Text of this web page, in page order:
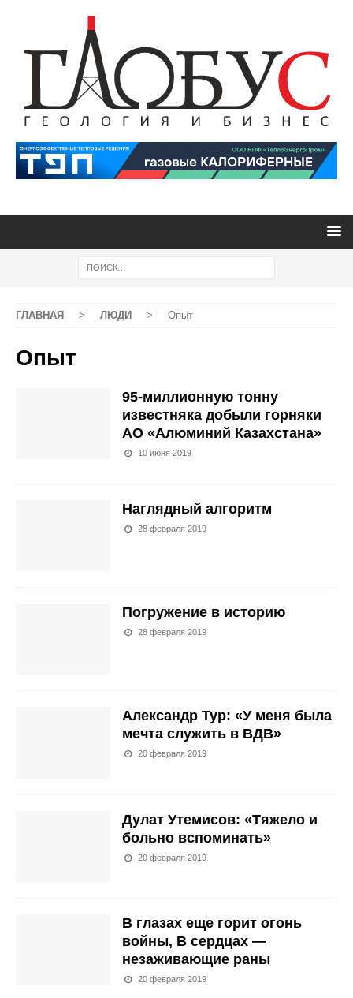
ГЛАВНАЯ > ЛЮДИ > Опыт
Опыт
95-миллионную тонну
известняка добыли горняки
АО «Алюминий Казахстана»
10 июня 2019
Наглядный алгоритм
28 февраля 2019
Погружение в историю
28 февраля 2019
Александр Тур: «У меня была
мечта служить в ВДВ»
20 февраля 2019
Дулат Утемисов: «Тяжело и
больно вспоминать»
20 февраля 2019
В глазах еще горит огонь
войны, В сердцах —
незаживающие раны
20 февраля 2019